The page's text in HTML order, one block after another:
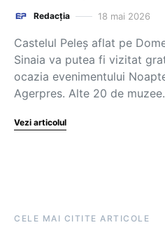
Redacția 18 mai 2026
Castelul Peleș aflat pe
Sinaia va putea fi vizitat
ocazia evenimentului
Agerpres. Alte 20 de
Vezi articolul
CELE MAI CITITE ARTICOLE